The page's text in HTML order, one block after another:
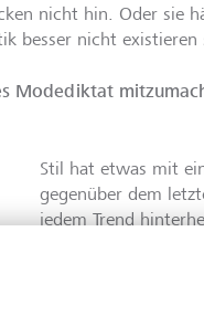
nicht hin. Oder sie
besser nicht existieren
Modediktat
Stil hat etwas mit
gegenüber dem
jedem Trend
auch extravagant
schockieren. Stil
berühmten